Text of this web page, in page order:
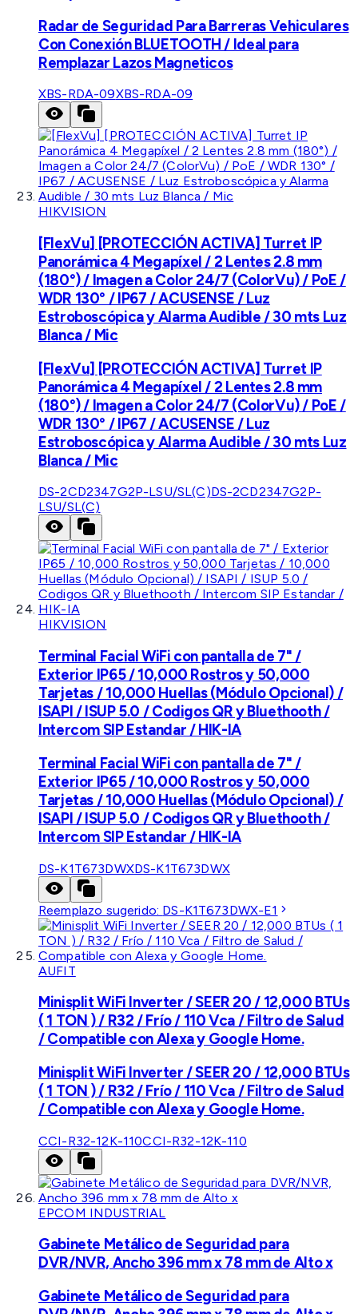
Radar de Seguridad Para Barreras Vehiculares
Con Conexión BLUETOOTH / Ideal para
Remplazar Lazos Magneticos
XBS-RDA-09XBS-RDA-09
HIKVISION
[FlexVu] [PROTECCIÓN ACTIVA] Turret IP
Panorámica 4 Megapíxel / 2 Lentes 2.8 mm
(180°) / Imagen a Color 24/7 (ColorVu) / PoE /
WDR 130° / IP67 / ACUSENSE / Luz
Estroboscópica y Alarma Audible / 30 mts Luz
Blanca / Mic
[FlexVu] [PROTECCIÓN ACTIVA] Turret IP
Panorámica 4 Megapíxel / 2 Lentes 2.8 mm
(180°) / Imagen a Color 24/7 (ColorVu) / PoE /
WDR 130° / IP67 / ACUSENSE / Luz
Estroboscópica y Alarma Audible / 30 mts Luz
Blanca / Mic
DS-2CD2347G2P-LSU/SL(C)DS-2CD2347G2P-
LSU/SL(C)
HIKVISION
Terminal Facial WiFi con pantalla de 7" /
Exterior IP65 / 10,000 Rostros y 50,000
Tarjetas / 10,000 Huellas (Módulo Opcional) /
ISAPI / ISUP 5.0 / Codigos QR y Bluethooth /
Intercom SIP Estandar / HIK-IA
Terminal Facial WiFi con pantalla de 7" /
Exterior IP65 / 10,000 Rostros y 50,000
Tarjetas / 10,000 Huellas (Módulo Opcional) /
ISAPI / ISUP 5.0 / Codigos QR y Bluethooth /
Intercom SIP Estandar / HIK-IA
DS-K1T673DWXDS-K1T673DWX
Reemplazo sugerido: DS-K1T673DWX-E1
AUFIT
Minisplit WiFi Inverter / SEER 20 / 12,000 BTUs
( 1 TON ) / R32 / Frío / 110 Vca / Filtro de Salud
/ Compatible con Alexa y Google Home.
Minisplit WiFi Inverter / SEER 20 / 12,000 BTUs
( 1 TON ) / R32 / Frío / 110 Vca / Filtro de Salud
/ Compatible con Alexa y Google Home.
CCI-R32-12K-110CCI-R32-12K-110
EPCOM INDUSTRIAL
Gabinete Metálico de Seguridad para
DVR/NVR, Ancho 396 mm x 78 mm de Alto x
Gabinete Metálico de Seguridad para